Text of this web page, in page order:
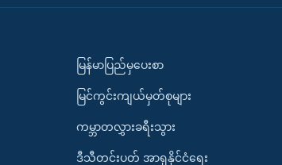
မြန်မာပြည်မှပေးစာ
မြင်ကွင်းကျယ်မှတ်စုများ
ကမ္ဘာတလွှားခရီးသွား
ဒီသီတင်းပတ် အာရှနိုင်ငံရေး